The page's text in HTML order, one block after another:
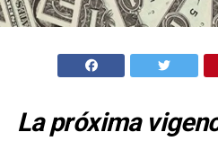
La próxima